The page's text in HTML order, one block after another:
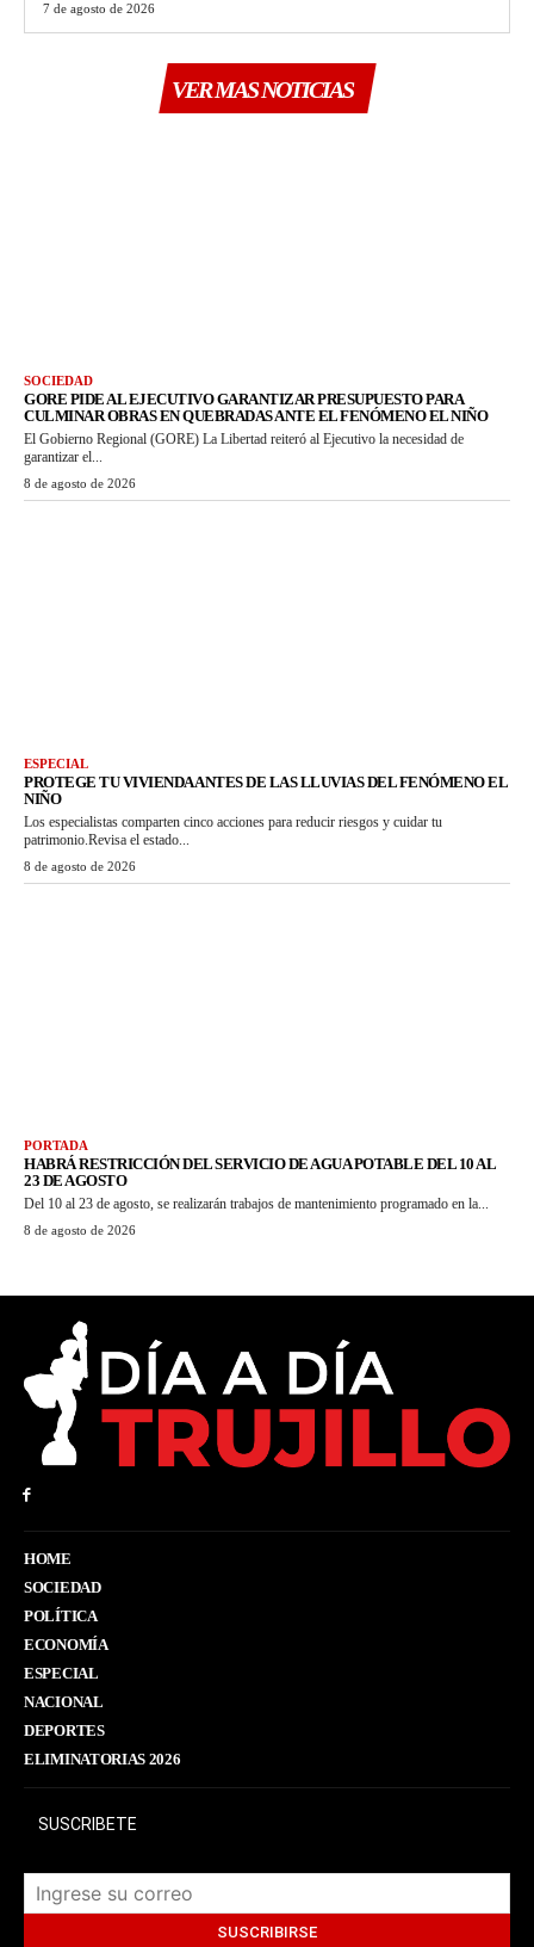
7 de agosto de 2026
VER MAS NOTICIAS
SOCIEDAD
GORE PIDE AL EJECUTIVO GARANTIZAR PRESUPUESTO PARA
CULMINAR OBRAS EN QUEBRADAS ANTE EL FENÓMENO EL NIÑO
El Gobierno Regional (GORE) La Libertad reiteró al Ejecutivo la necesidad de
garantizar el...
8 de agosto de 2026
ESPECIAL
PROTEGE TU VIVIENDA ANTES DE LAS LLUVIAS DEL FENÓMENO EL
NIÑO
Los especialistas comparten cinco acciones para reducir riesgos y cuidar tu
patrimonio.Revisa el estado...
8 de agosto de 2026
PORTADA
HABRÁ RESTRICCIÓN DEL SERVICIO DE AGUA POTABLE DEL 10 AL
23 DE AGOSTO
Del 10 al 23 de agosto, se realizarán trabajos de mantenimiento programado en la...
8 de agosto de 2026
HOME
SOCIEDAD
POLÍTICA
ECONOMÍA
ESPECIAL
NACIONAL
DEPORTES
ELIMINATORIAS 2026
SUSCRIBETE